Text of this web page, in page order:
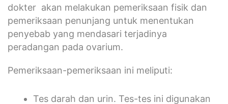
dokter akan melakukan pemeriksaan fisik dan
pemeriksaan penunjang untuk menentukan
penyebab yang mendasari terjadinya
peradangan pada ovarium.
Pemeriksaan-pemeriksaan ini meliputi:
Tes darah dan urin. Tes-tes ini digunakan